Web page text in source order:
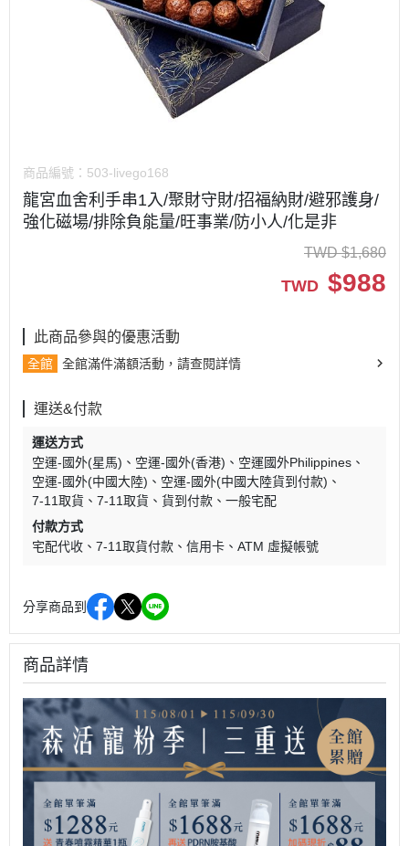
商品編號： 503-livego168
龍宮血舍利手串1入/聚財守財/招福納財/避邪護身/
強化磁場/排除負能量/旺事業/防小人/化是非
TWD $1,680
TWD $988
此商品參與的優惠活動
全館 全館滿件滿額活動，請查閱詳情
運送&付款
運送方式
空運-國外(星馬)
空運-國外(香港)
空運國外Philippines
空運-國外(中國大陸)
空運-國外(中國大陸貨到付款)
7-11取貨
7-11取貨 貨到付款
一般宅配
付款方式
宅配代收
7-11取貨付款 信用卡 ATM 虛擬帳號
分享商品到
商品詳情